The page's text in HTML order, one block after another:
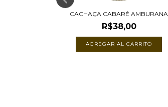
CACHAÇA CABARÉ AMBURANA
R$38,00